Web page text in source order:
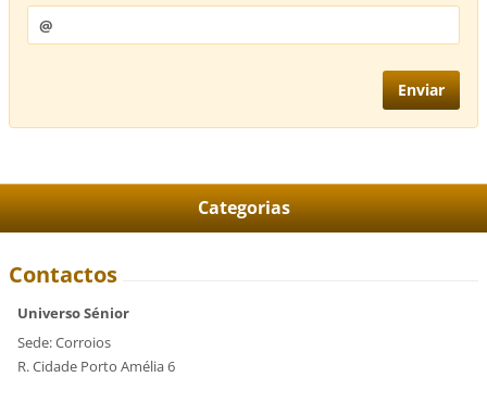
Categorias
Contactos
Universo Sénior
Sede: Corroios
R. Cidade Porto Amélia 6